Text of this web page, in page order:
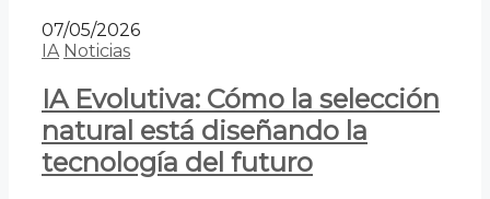
07/05/2026
IA Noticias
IA Evolutiva: Cómo la selección
natural está diseñando la
tecnología del futuro